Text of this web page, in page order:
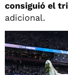
consiguió el
adicional.